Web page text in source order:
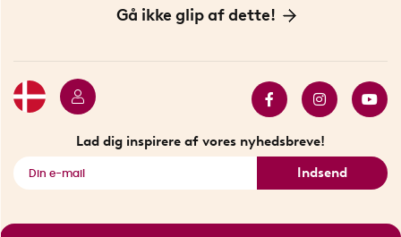
Vores historie
Opfindere
Gå ikke glip af dette!
Se alle smarte produkter
Lad dig inspirere af vores nyhedsbreve!
Indsend